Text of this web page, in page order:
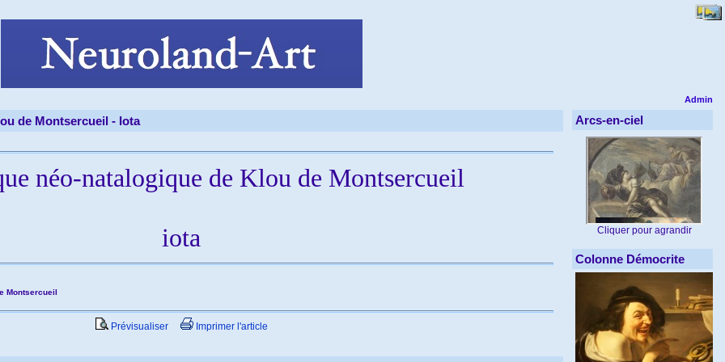
Admin
de Montsercueil - Iota
néo-natalogique de Klou de Montsercueil
iota
Montsercueil
Prévisualiser Imprimer l'article
Arcs-en-ciel
Cliquer pour agrandir
Colonne Démocrite